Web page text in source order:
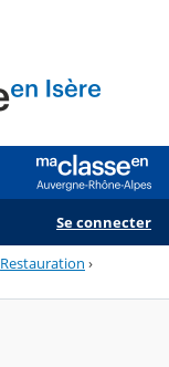
Se connecter
Restauration ›